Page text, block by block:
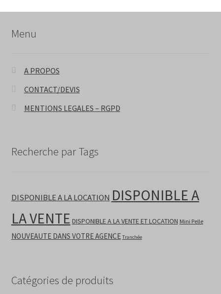
Menu
A PROPOS
CONTACT/DEVIS
MENTIONS LEGALES – RGPD
Recherche par Tags
DISPONIBLE A LA LOCATION DISPONIBLE A
LA VENTE DISPONIBLE A LA VENTE ET LOCATION Mini Pelle
NOUVEAUTE DANS VOTRE AGENCE Tranchée
Catégories de produits